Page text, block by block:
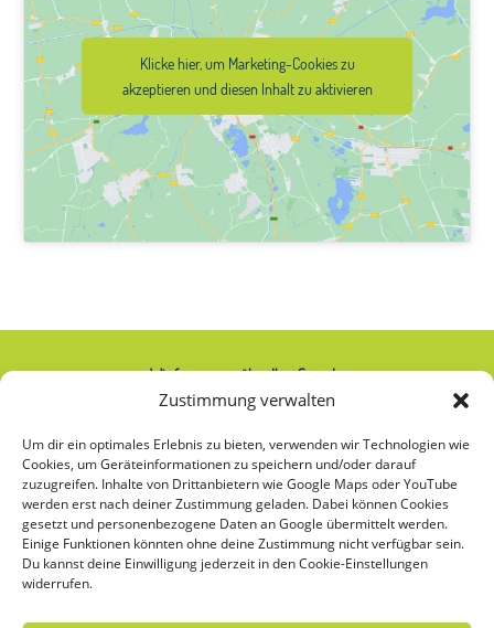
Zustimmung verwalten
Um dir ein optimales Erlebnis zu bieten, verwenden wir Technologien wie
Cookies, um Geräteinformationen zu speichern und/oder darauf
zuzugreifen. Inhalte von Drittanbietern wie Google Maps oder YouTube
werden erst nach deiner Zustimmung geladen. Dabei können Cookies
gesetzt und personenbezogene Daten an Google übermittelt werden.
Einige Funktionen könnten ohne deine Zustimmung nicht verfügbar sein.
Du kannst deine Einwilligung jederzeit in den Cookie-Einstellungen
widerrufen.
Klicke hier, um Marketing-Cookies zu
akzeptieren und diesen Inhalt zu aktivieren
Wir freuen uns über Ihre Spende:
IBAN: AT74 2020 2000 0000 2063
Was bedeutet das Sternchen bei
Frauen*?
verstehen oder als Frau* sozialisiert wurden. Das Sternchen bei Frauen*soll die